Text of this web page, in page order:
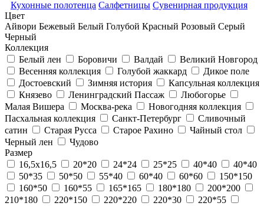
Кухонные полотенца Салфетницы Сувенирная продукция
Цвет
Айвори Бежевый Белый Голубой Красный Розовый Серый
Черный
Коллекция
Белый лен
Боровичи Валдай
Великий Новгород
Весенняя коллекция
Голубой жаккард
Дикое поле
Достоевский
Зимняя история
Капсульная коллекция
Князево
Ленинградский Пассаж
Любогорье
Малая Вишера
Москва-река
Новогодняя коллекция
Пасхальная коллекция
Санкт-Петербург
Сливочный
сатин
Старая Русса Старое Рахино
Чайный стол
Черный лен
Чудово
Размер
16,5х16,5
20*20 24*24 25*25 40*40
40*40
50*35
50*50 55*40 60*40 60*60
150*150
160*50
160*55 165*165 180*180
200*200
210*180
220*150 220*220 220*30
220*55